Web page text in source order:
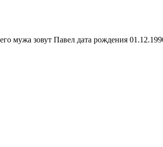
мужа зовут Павел дата рождения